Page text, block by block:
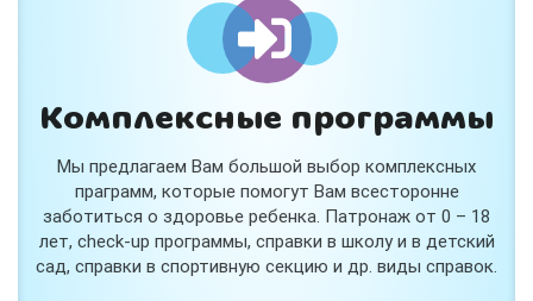
Комплексные программы
Мы предлагаем Вам большой выбор комплексных
праграмм, которые помогут Вам всесторонне
заботиться о здоровье ребенка. Патронаж от 0 – 18
лет, check-up программы, справки в школу и в детский
сад, справки в спортивную секцию и др. виды справок.